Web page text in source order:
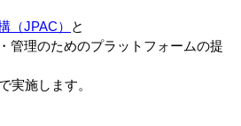
（JPAC）
と
管理のためのプラットフォームの提
実施します。